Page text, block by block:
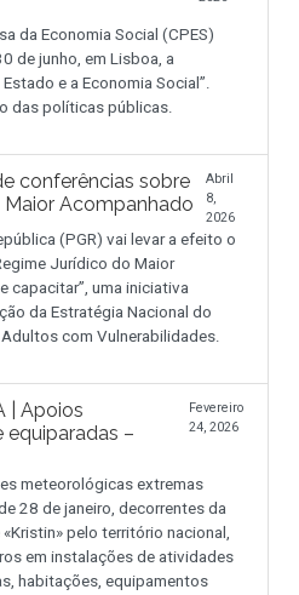
da Economia Social (CPES)
de junho, em Lisboa, a
e a Economia Social”.
das políticas públicas.
conferências sobre
Acompanhado
Abril
8,
2026
(PGR) vai levar a efeito o
Jurídico do Maior
capacitar”, uma iniciativa
da Estratégia Nacional do
com Vulnerabilidades.
| Apoios
equiparadas –
Fevereiro
24, 2026
meteorológicas extremas
28 de janeiro, decorrentes da
pelo território nacional,
em instalações de atividades
habitações, equipamentos